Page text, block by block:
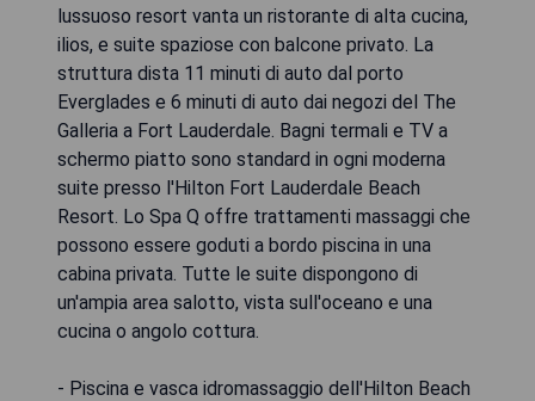
lussuoso resort vanta un ristorante di alta cucina,
ilios, e suite spaziose con balcone privato. La
struttura dista 11 minuti di auto dal porto
Everglades e 6 minuti di auto dai negozi del The
Galleria a Fort Lauderdale. Bagni termali e TV a
schermo piatto sono standard in ogni moderna
suite presso l'Hilton Fort Lauderdale Beach
Resort. Lo Spa Q offre trattamenti massaggi che
possono essere goduti a bordo piscina in una
cabina privata. Tutte le suite dispongono di
un'ampia area salotto, vista sull'oceano e una
cucina o angolo cottura.
- Piscina e vasca idromassaggio dell'Hilton Beach